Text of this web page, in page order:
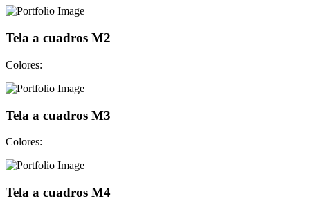
Tela a cuadros M2
Colores:
Tela a cuadros M3
Colores:
Tela a cuadros M4